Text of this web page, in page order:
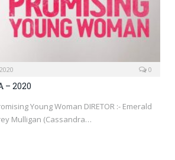
0
– 2020
Young Woman DIRETOR :- Emerald
Mulligan (Cassandra…